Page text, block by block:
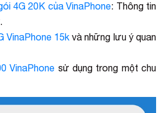
4G 20K của VinaPhone: Thông tin
VinaPhone 15k và những lưu ý quan
VinaPhone sử dụng trong một chu